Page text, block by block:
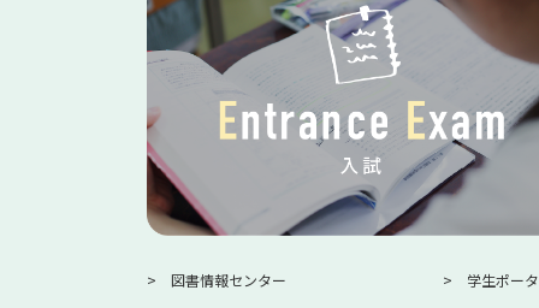
図書情報センター 学生ポー